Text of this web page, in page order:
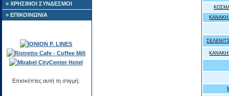
» ΧΡΗΣΙΜΟΙ ΣΥΝΔΕΣΜΟΙ
» ΕΠΙΚΟΙΝΩΝΙΑ
Επισκέπτες αυτή τη στιγμή: